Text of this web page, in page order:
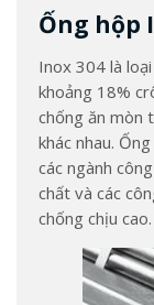
Ống hộp
Inox 304 là
khoảng 18%
chống ăn mòn
khác nhau.
các ngành
chất và các
chống chịu cao.